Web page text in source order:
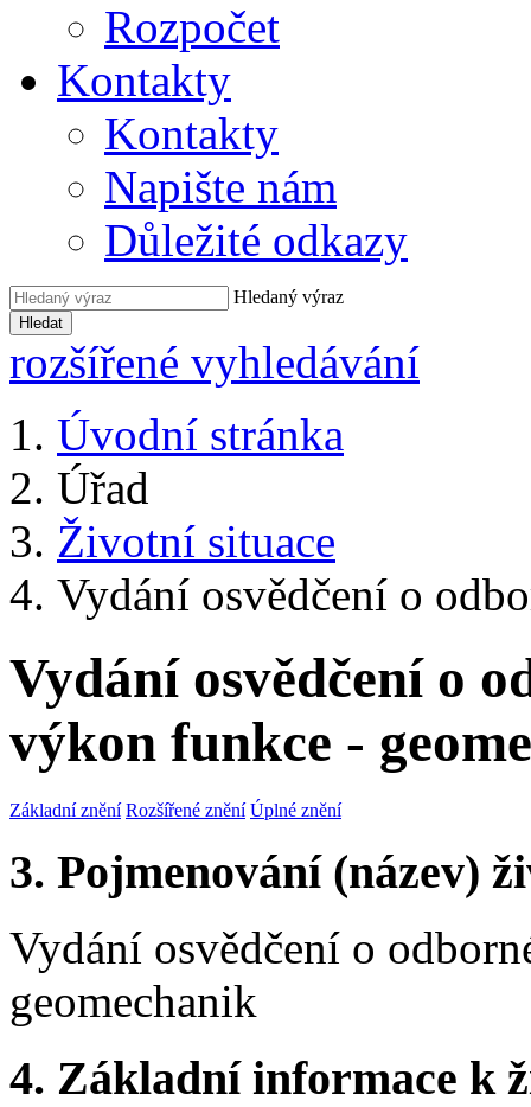
Rozpočet
Kontakty
Kontakty
Napište nám
Důležité odkazy
Hledaný výraz
Hledat
rozšířené vyhledávání
Úvodní stránka
Úřad
Životní situace
Vydání osvědčení o
Vydání osvědčení o
výkon funkce -
Základní znění Rozšířené znění Úplné znění
3. Pojmenování (název)
Vydání osvědčení o
geomechanik
4. Základní informace k